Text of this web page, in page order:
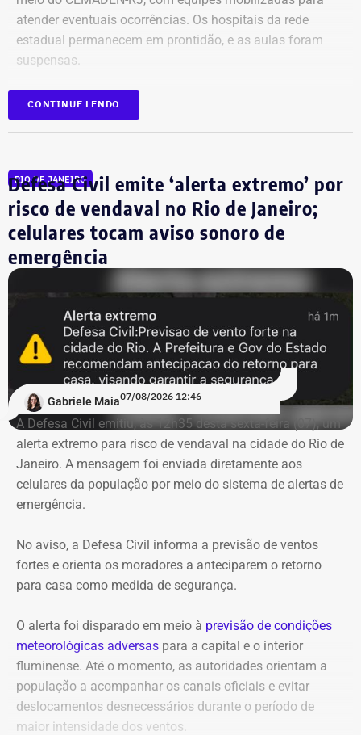
atender eventuais ocorrências. Os hospitais da rede
estadual permanecem em prontidão, e as aulas foram
suspensas.
As autoridades orientam a população a evitar
deslocamentos desnecessários durante as rajadas de
acompanhar os comunicados dos canais oficiais. Em
caso de emergência, o Corpo de Bombeiros pode ser
acionado pelo telefone 193 ou pelo aplicativo 193RJ.
CONTINUE LENDO
RIO DE JANEIRO
Defesa Civil emite ‘alerta extremo’ por
risco de vendaval no Rio de Janeiro;
celulares tocam aviso sonoro de
emergência
Gabriele Maia07/08/2026 12:46
A Defesa Civil emitiu, às 12h35 desta sexta-feira (07), um
alerta extremo para risco de vendaval na cidade do Rio de
Janeiro. A mensagem foi enviada diretamente aos
celulares da população por meio do sistema de alertas de
emergência.
No aviso, a Defesa Civil informa a previsão de ventos
fortes e orienta os moradores a anteciparem o retorno
para casa como medida de segurança.
O alerta foi disparado em meio à previsão de condições
meteorológicas adversas para a capital e o interior
fluminense. Até o momento, as autoridades orientam a
população a acompanhar os canais oficiais e evitar
deslocamentos desnecessários durante o período de
maior intensidade dos ventos.